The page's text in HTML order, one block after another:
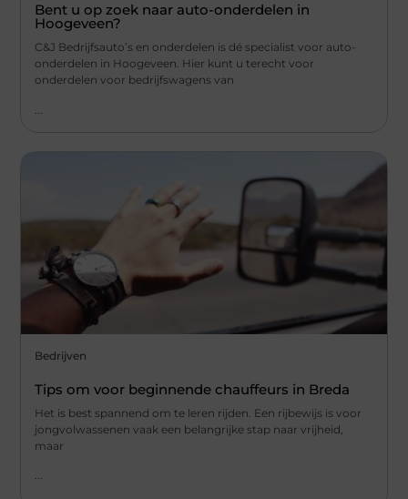
Bent u op zoek naar auto-onderdelen in
Hoogeveen?
C&J Bedrijfsauto’s en onderdelen is dé specialist voor auto-
onderdelen in Hoogeveen. Hier kunt u terecht voor
onderdelen voor bedrijfswagens van
Bedrijven
Tips om voor beginnende chauffeurs in Breda
Het is best spannend om te leren rijden. Een rijbewijs is voor
jongvolwassenen vaak een belangrijke stap naar vrijheid,
maar